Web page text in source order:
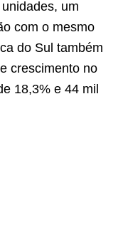
um
com o mesmo
do Sul também
crescimento no
18,3% e 44 mil